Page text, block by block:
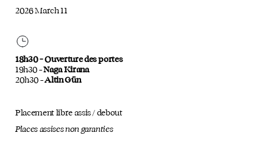
2026 March 11
18h30 – Ouverture des portes
19h30 –Naga Kirana
20h30 –Altin Gün
Placement libre assis / debout
Places assises non garanties